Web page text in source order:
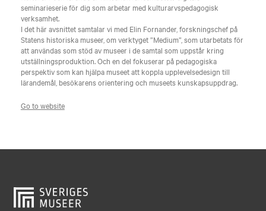
seminarieserie för dig som arbetar med kulturarvspedagogisk
verksamhet.
I det här avsnittet samtalar vi med Elin Fornander, forskningschef på
Statens historiska museer, om verktyget ”Medium”, som utarbetats för
att användas som stöd av museer i de samtal som uppstår kring
utställningsproduktion. Och en del fokuserar på pedagogiska
perspektiv som kan hjälpa museet att koppla upplevelsedesign till
lärandemål, besökarens orientering och museets kunskapsuppdrag.
Go to website